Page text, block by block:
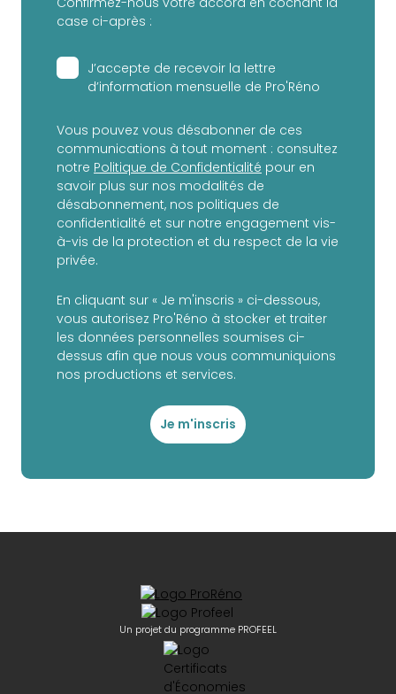
case ci-après :
J’accepte de recevoir la lettre
d’information mensuelle de Pro'Réno
Vous pouvez vous désabonner de ces
communications à tout moment : consultez
notre Politique de Confidentialité pour en
savoir plus sur nos modalités de
désabonnement, nos politiques de
confidentialité et sur notre engagement vis-
à-vis de la protection et du respect de la vie
privée.
En cliquant sur « Je m'inscris » ci-dessous,
vous autorisez Pro'Réno à stocker et traiter
les données personnelles soumises ci-
dessus afin que nous vous communiquions
nos productions et services.
Je m'inscris
Un projet du programme PROFEEL